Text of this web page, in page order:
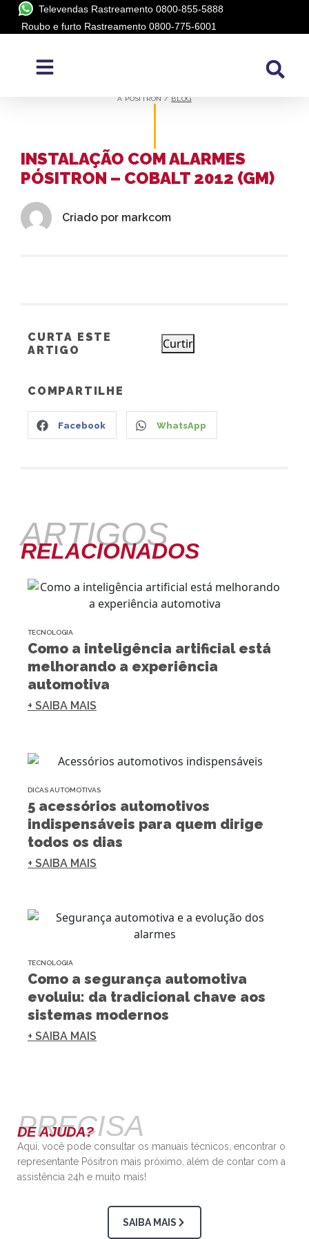
Televendas Rastreamento 0800-855-5888
Roubo e furto Rastreamento 0800-775-6001
A PÓSITRON / BLOG
INSTALAÇÃO COM ALARMES
PÓSITRON – COBALT 2012 (GM)
Criado por markcom
CURTA ESTE
ARTIGO
Curtir
COMPARTILHE
Facebook WhatsApp
ARTIGOS
RELACIONADOS
TECNOLOGIA
Como a inteligência artificial está
melhorando a experiência
automotiva
+ SAIBA MAIS
DICAS AUTOMOTIVAS
5 acessórios automotivos
indispensáveis para quem dirige
todos os dias
+ SAIBA MAIS
TECNOLOGIA
Como a segurança automotiva
evoluiu: da tradicional chave aos
sistemas modernos
+ SAIBA MAIS
PRECISA
DE AJUDA?
Aqui, você pode consultar os manuais técnicos, encontrar o
representante Pósitron mais próximo, além de contar com a
assistência 24h e muito mais!
SAIBA MAIS